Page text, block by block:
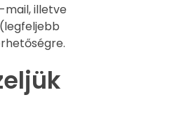
illetve